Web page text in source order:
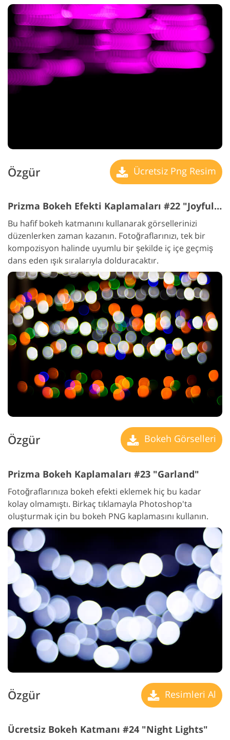
Özgür Ücretsiz Png Resim
Prizma Bokeh Efekti Kaplamaları #22 "Joyful Dance"
Bu hafif bokeh katmanını kullanarak görsellerinizi
düzenlerken zaman kazanın. Fotoğraflarınızı, tek bir
kompozisyon halinde uyumlu bir şekilde iç içe geçmiş
dans eden ışık sıralarıyla dolduracaktır.
Özgür Bokeh Görselleri
Prizma Bokeh Kaplamaları #23 "Garland"
Fotoğraflarınıza bokeh efekti eklemek hiç bu kadar
kolay olmamıştı. Birkaç tıklamayla Photoshop'ta
oluşturmak için bu bokeh PNG kaplamasını kullanın.
Özgür Resimleri Al
Ücretsiz Bokeh Katmanı #24 "Night Lights"